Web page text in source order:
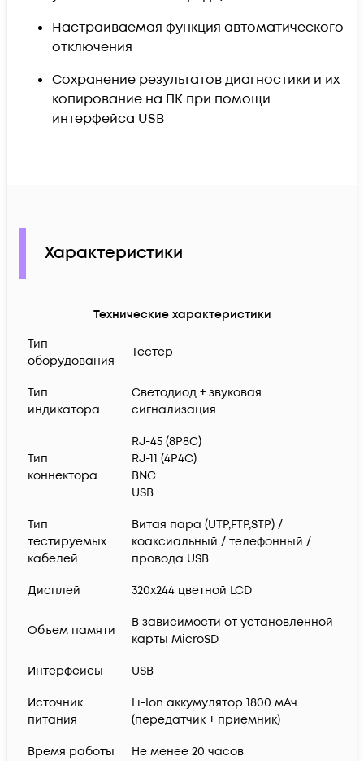
Настраиваемая функция автоматического
отключения
Сохранение результатов диагностики и их
копирование на ПК при помощи
интерфейса USB
Характеристики
Технические характеристики
Тип
оборудования
Тестер
Тип
индикатора
Светодиод + звуковая
сигнализация
Тип
коннектора
RJ-45 (8P8C)
RJ-11 (4P4C)
BNC
USB
Тип
тестируемых
кабелей
Витая пара (UTP,FTP,STP) /
коаксиальный / телефонный /
провода USB
Дисплей 320х244 цветной LCD
Объем памяти
В зависимости от установленной
карты MicroSD
Интерфейсы USB
Источник
питания
Li-Ion аккумулятор 1800 мАч
(передатчик + приемник)
Время работы Не менее 20 часов